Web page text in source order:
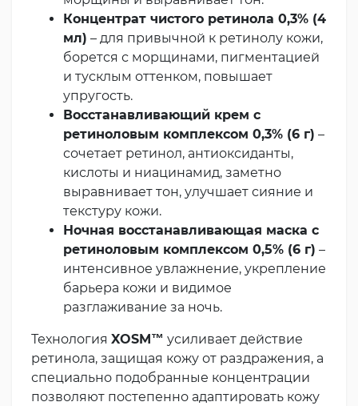
Концентрат чистого ретинола 0,3% (4
мл) – для привычной к ретинолу кожи,
борется с морщинами, пигментацией
и тусклым оттенком, повышает
упругость.
Восстанавливающий крем с
ретиноловым комплексом 0,3% (6 г) –
сочетает ретинол, антиоксиданты,
кислоты и ниацинамид, заметно
выравнивает тон, улучшает сияние и
текстуру кожи.
Ночная восстанавливающая маска с
ретиноловым комплексом 0,5% (6 г) –
интенсивное увлажнение, укрепление
барьера кожи и видимое
разглаживание за ночь.
Технология XOSM™ усиливает действие
ретинола, защищая кожу от раздражения, а
специально подобранные концентрации
позволяют постепенно адаптировать кожу